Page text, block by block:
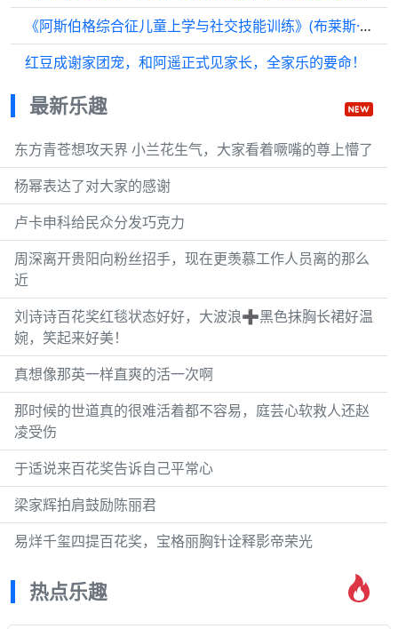
《阿斯伯格综合征儿童上学与社交技能训练》(布莱斯·格罗斯伯格 著)【简介
红豆成谢家团宠，和阿遥正式见家长，全家乐的要命！
最新乐趣
东方青苍想攻天界 小兰花生气，大家看着噘嘴的尊上懵了
杨幂表达了对大家的感谢
卢卡申科给民众分发巧克力
周深离开贵阳向粉丝招手，现在更羡慕工作人员离的那么
近
刘诗诗百花奖红毯状态好好，大波浪➕黑色抹胸长裙好温
婉，笑起来好美！
真想像那英一样直爽的活一次啊
那时候的世道真的很难活着都不容易，庭芸心软救人还赵
凌受伤
于适说来百花奖告诉自己平常心
梁家辉拍肩鼓励陈丽君
易烊千玺四提百花奖，宝格丽胸针诠释影帝荣光
热点乐趣